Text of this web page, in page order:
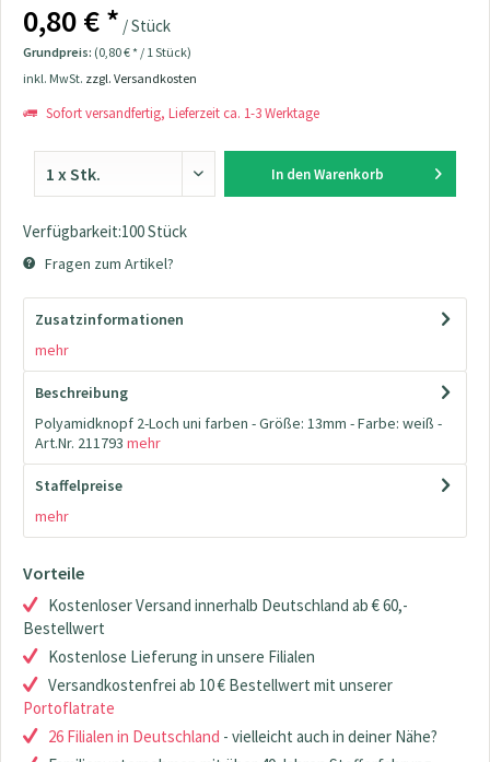
0,80 € * / Stück
Grundpreis: (0,80 € * / 1 Stück)
inkl. MwSt. zzgl. Versandkosten
Sofort versandfertig, Lieferzeit ca. 1-3 Werktage
In den Warenkorb
Verfügbarkeit:100 Stück
Fragen zum Artikel?
Zusatzinformationen
mehr
Beschreibung
Polyamidknopf 2-Loch uni farben - Größe: 13mm - Farbe: weiß -
Art.Nr. 211793 mehr
Staffelpreise
mehr
Vorteile
Kostenloser Versand innerhalb Deutschland ab € 60,-
Bestellwert
Kostenlose Lieferung in unsere Filialen
Versandkostenfrei ab 10 € Bestellwert mit unserer
Portoflatrate
26 Filialen in Deutschland - vielleicht auch in deiner Nähe?